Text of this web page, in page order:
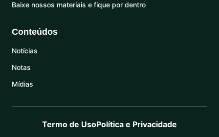
Baixe nossos materiais e fique por dentro
Conteúdos
Notícias
Notas
Mídias
Termo de UsoPolítica e Privacidade